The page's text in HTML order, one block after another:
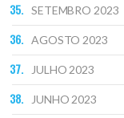
SETEMBRO 2023
AGOSTO 2023
JULHO 2023
JUNHO 2023